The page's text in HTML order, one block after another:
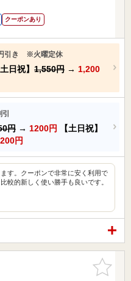
クーポンあり
引き ※火曜定休
日祝】 1,550円 → 1,200
円 → 1200円
【土日祝】
円
す。クーポンで非常に安く利用で
較的新しく使い勝手も良いです。
お気に入
りに追加